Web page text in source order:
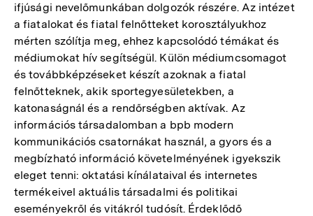
ifjúsági nevelőmunkában dolgozók részére. Az intézet
a fiatalokat és fiatal felnőtteket korosztályukhoz
mérten szólítja meg, ehhez kapcsolódó témákat és
médiumokat hív segítségül. Külön médiumcsomagot
és továbbképzéseket készít azoknak a fiatal
felnőtteknek, akik sportegyesületekben, a
katonaságnál és a rendőrségben aktívak. Az
információs társadalomban a bpb modern
kommunikációs csatornákat használ, a gyors és a
megbízható információ követelményének igyekszik
eleget tenni: oktatási kínálataival és internetes
termékeivel aktuális társadalmi és politikai
eseményekről és vitákról tudósít. Érdeklődő